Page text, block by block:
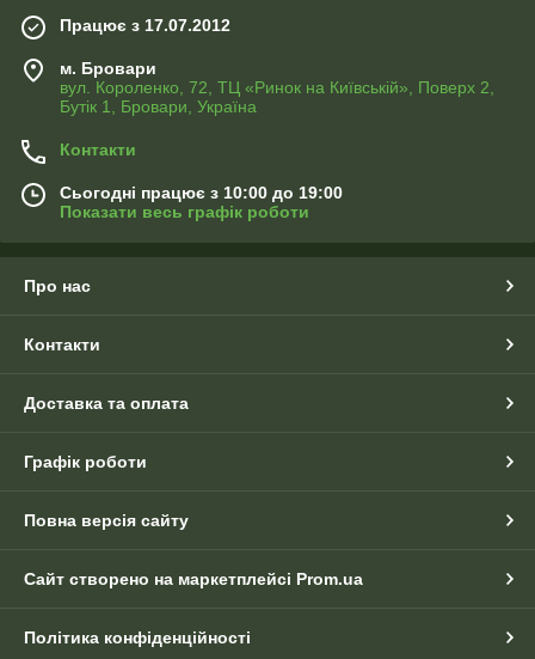
Працює з 17.07.2012
м. Бровари
вул. Короленко, 72, ТЦ «Ринок на Київській», Поверх 2,
Бутік 1, Бровари, Україна
Контакти
Сьогодні працює з 10:00 до 19:00
Показати весь графік роботи
Про нас
Контакти
Доставка та оплата
Графік роботи
Повна версія сайту
Сайт створено на маркетплейсі Prom.ua
Політика конфіденційності